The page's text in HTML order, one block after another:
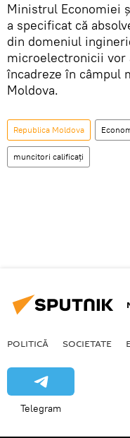
Ministrul Economiei
a specificat că
din domeniul
microelectronicii vor
încadreze în câmpul
Moldova.
Republica Moldova
muncitori calificați
POLITICĂ SOCIETATE
Telegram